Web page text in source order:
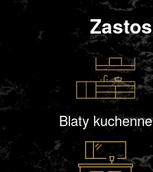
Blaty kuchenne